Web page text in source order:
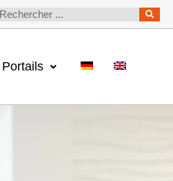
Portails